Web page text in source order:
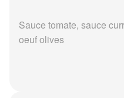
Sauce tomate, sauce
oeuf olives